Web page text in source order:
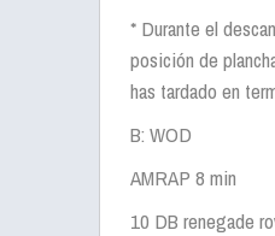
* Durante el
posición de
has tardado en
B: WOD
AMRAP 8 min
10 DB renegade